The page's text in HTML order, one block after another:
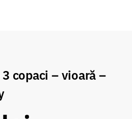
copaci – vioară –